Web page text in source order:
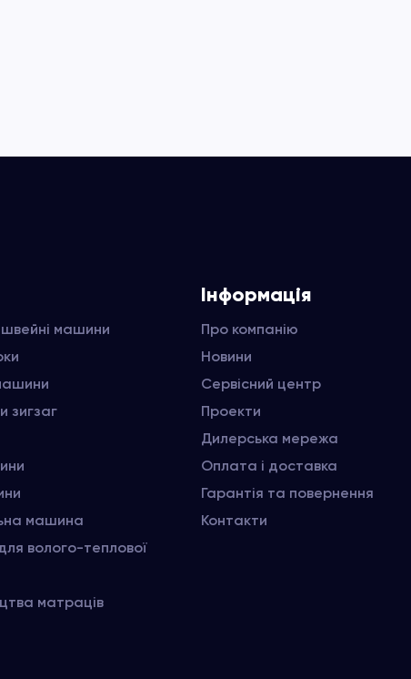
швейні машини
зигзаг
машина
волого-теплової
матраців
Інформація
Про компанію
Новини
Сервісний центр
Проекти
Дилерська мережа
Оплата і доставка
Гарантія та повернення
Контакти